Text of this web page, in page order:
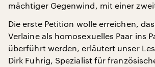
mächtiger Gegenwind, mit einer
Die erste Petition wolle erreichen,
Verlaine als homosexuelles Paar ins
überführt werden, erläutert unser
Dirk Fuhrig, Spezialist für